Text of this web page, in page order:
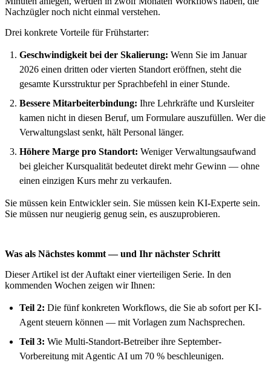
Nachzügler noch nicht einmal verstehen.
Drei konkrete Vorteile für Frühstarter:
Geschwindigkeit bei der Skalierung: Wenn Sie im Januar
2026 einen dritten oder vierten Standort eröffnen, steht die
gesamte Kursstruktur per Sprachbefehl in einer Stunde.
Bessere Mitarbeiterbindung: Ihre Lehrkräfte und Kursleiter
kamen nicht in diesen Beruf, um Formulare auszufüllen. Wer die
Verwaltungslast senkt, hält Personal länger.
Höhere Marge pro Standort: Weniger Verwaltungsaufwand
bei gleicher Kursqualität bedeutet direkt mehr Gewinn — ohne
einen einzigen Kurs mehr zu verkaufen.
Sie müssen kein Entwickler sein. Sie müssen kein KI-Experte sein.
Sie müssen nur neugierig genug sein, es auszuprobieren.
Was als Nächstes kommt — und Ihr nächster Schritt
Dieser Artikel ist der Auftakt einer vierteiligen Serie. In den
kommenden Wochen zeigen wir Ihnen:
Teil 2: Die fünf konkreten Workflows, die Sie ab sofort per KI-
Agent steuern können — mit Vorlagen zum Nachsprechen.
Teil 3: Wie Multi-Standort-Betreiber ihre September-
Vorbereitung mit Agentic AI um 70 % beschleunigen.